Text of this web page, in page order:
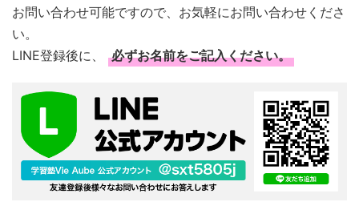
お問い合わせ可能ですので、お気軽にお問い合わせくださ
い。
LINE登録後に、
必ずお名前をご記入ください。